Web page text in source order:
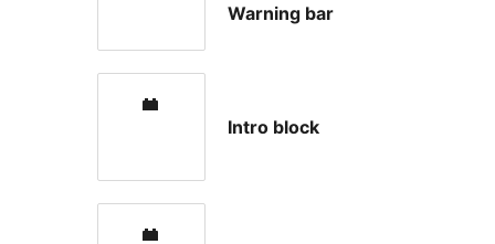
Warning bar
Intro block